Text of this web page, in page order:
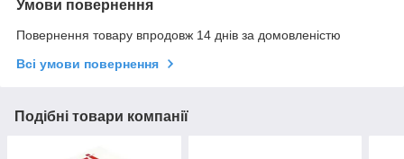
Умови повернення
Повернення товару впродовж 14 днів за домовленістю
Всі умови повернення
Подібні товари компанії